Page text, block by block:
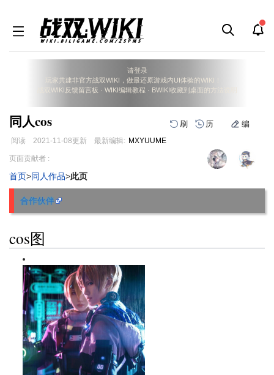
请登录
玩家共建非官方战双WIKI，做最还原游戏内UI体验的WIKI！
战双WIKI反馈留言板 · WIKI编辑教程 · BWIKI收藏到桌面的方法说明
同人cos 刷 历 编
阅读 2021-11-08更新 最新编辑: MXYUUME
跳
导
航
跳
搜
索
页面贡献者 :
首页>同人作品>此页
合作伙伴
cos图